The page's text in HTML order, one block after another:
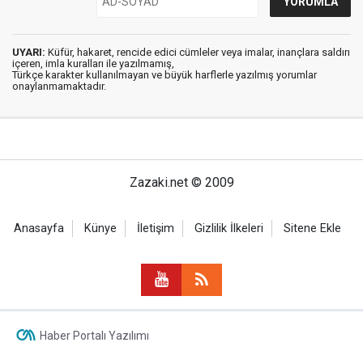
UYARI: Küfür, hakaret, rencide edici cümleler veya imalar, inançlara saldırı
içeren, imla kuralları ile yazılmamış,
Türkçe karakter kullanılmayan ve büyük harflerle yazılmış yorumlar
onaylanmamaktadır.
Zazaki.net © 2009
Anasayfa Künye İletişim Gizlilik İlkeleri Sitene Ekle
Haber Portalı Yazılımı